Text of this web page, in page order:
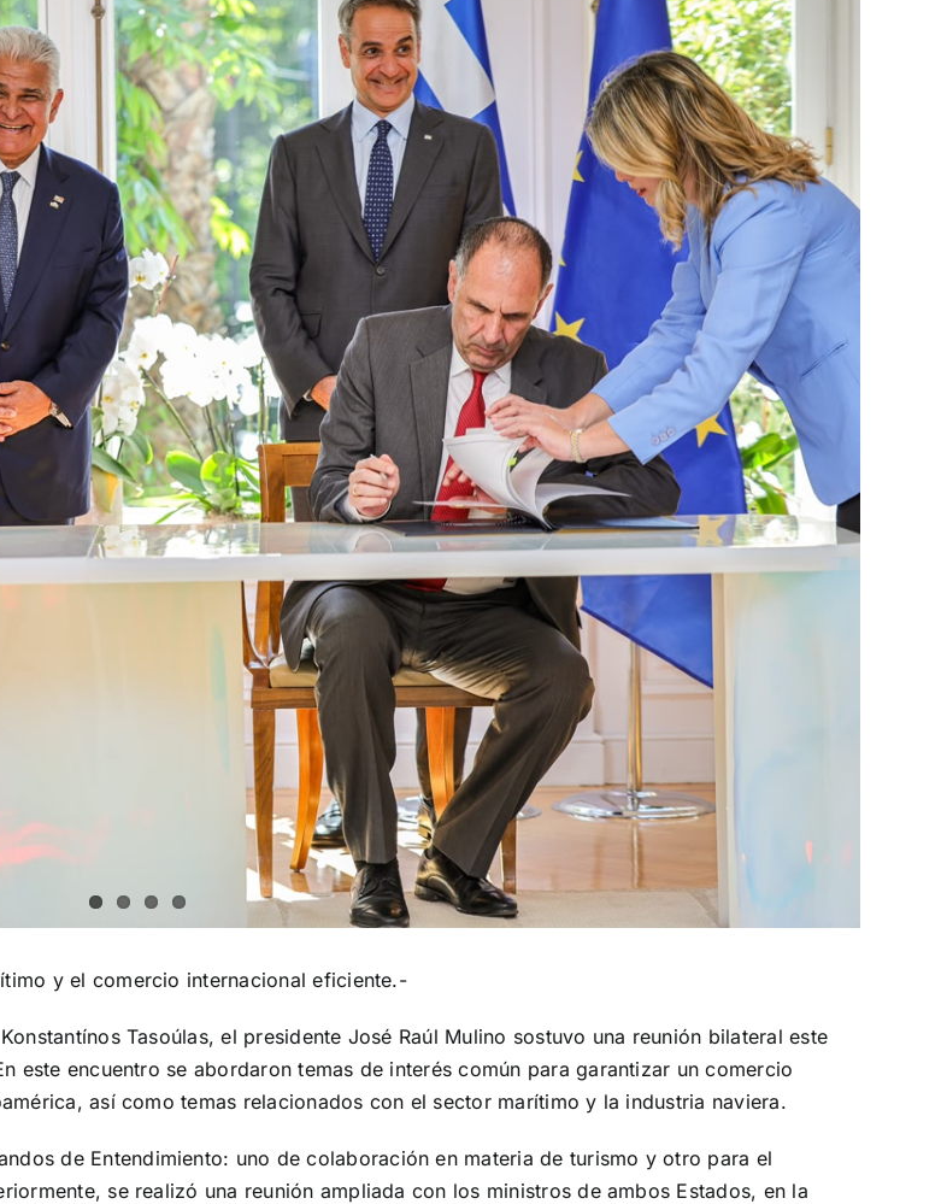
y el comercio internacional eficiente.-
Tasoúlas, el presidente José Raúl Mulino sostuvo una reunión bilateral este
este encuentro se abordaron temas de interés común para garantizar un comercio
así como temas relacionados con el sector marítimo y la industria naviera.
de Entendimiento: uno de colaboración en materia de turismo y otro para el
se realizó una reunión ampliada con los ministros de ambos Estados, en la